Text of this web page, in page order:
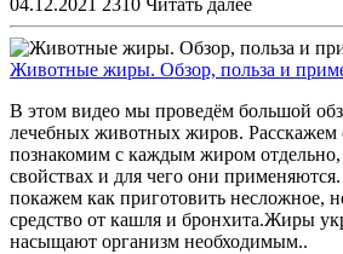
04.12.2021 2310 Читать далее
Животные жиры. Обзор, польза и
В этом видео мы проведём большой
лечебных животных жиров. Расскажем
познакомим с каждым жиром
свойствах и для чего они
покажем как приготовить несложное,
средство от кашля и бронхита.Жиры
насыщают организм необходимым..